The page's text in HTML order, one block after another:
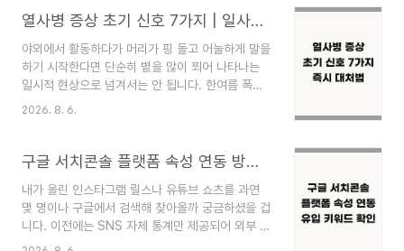
학습포털을 통해 선..
석예약 서비스를 제공하고 있습니다.경기편하G버
표 기준으로 2026년 7월 말 현재 수원, 용인, 화
성, 부천, 의정부 등 12개 시군에서 총 24개 노선이
운행되고 있거나 개통을 앞두고 있습니다. 서울 강
남, 잠실, 판교 등 4060 세대가 자주 이동하는 서
대수운행 횟..
열사병 증상 초기 신호 7가지 | 일사병 차이 | 응급처치 대처법
야외에서 활동하다가 머리가 핑 돌고 어눌하게 말을
하기 시작한다면 단순히 볕을 많이 쬐어 나타나는
일시적 현상으로 넘겨서는 안 됩니다. 한여름 폭염
속에서 몸속 체온 조절 기능이 마비되어 발생하는
로한 부모님의 건강을 지키기 위해 반드시 기억해야
정리해 드립니다.열사병 증상, 몸이 보내는 7가지
위험 신호는 무엇인가요?체온이 40도 이상으로 치
솟으며 의식이 흐려지고 땀이 배출되지 않는 건조한
피부 상태를 포함해, 아래 정리된 7가지 징후가 대
2026. 8. 6.
구글 서치콘솔 플랫폼 속성 연동 방법 | SNS 검색 유입 분석 | 인스타 유튜브 틱톡 노출 확인
내가 올린 인스타그램 릴스나 유튜브 쇼츠를 과연
몇 명이나 구글에서 검색해 찾아올까 궁금하셨을 겁
니다. 이전에는 SNS 자체 통계만 제공되어 외부 구
글 검색 유입 경로를 도무지 알 수 없었습니다. 하지